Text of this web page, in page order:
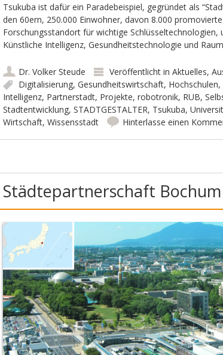
Tsukuba ist dafür ein Paradebeispiel, gegründet als
den 60ern, 250.000 Einwohner, davon 8.000
Forschungsstandort für wichtige Schlüsseltechnologien,
Künstliche Intelligenz, Gesundheitstechnologie und
Dr. Volker Steude Veröffentlicht in Aktuelles,
Digitalisierung, Gesundheitswirtschaft, Hochschulen,
Intelligenz, Partnerstadt, Projekte, robotronik, RUB,
Stadtentwicklung, STADTGESTALTER, Tsukuba,
Wirtschaft, Wissensstadt Hinterlasse einen
Städtepartnerschaft Bochum